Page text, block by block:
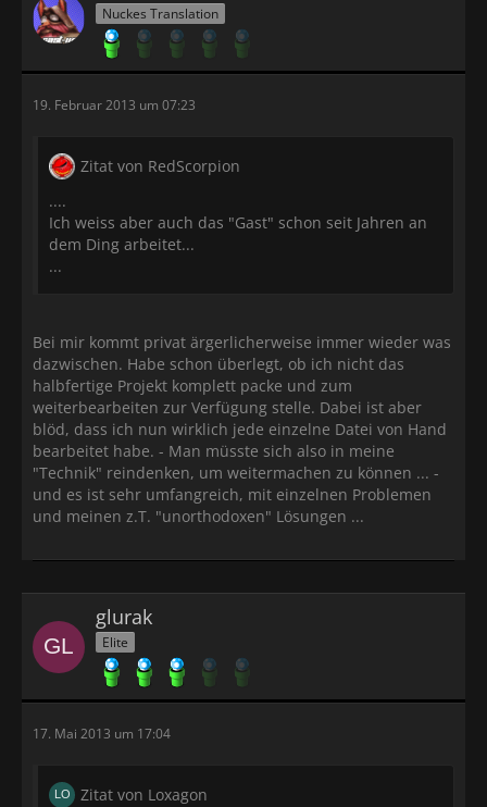
Nuckes Translation
19. Februar 2013 um 07:23
Zitat von RedScorpion
....
Ich weiss aber auch das "Gast" schon seit Jahren an
dem Ding arbeitet...
...
Bei mir kommt privat ärgerlicherweise immer wieder was
dazwischen. Habe schon überlegt, ob ich nicht das
halbfertige Projekt komplett packe und zum
weiterbearbeiten zur Verfügung stelle. Dabei ist aber
blöd, dass ich nun wirklich jede einzelne Datei von Hand
bearbeitet habe. - Man müsste sich also in meine
"Technik" reindenken, um weitermachen zu können ... -
und es ist sehr umfangreich, mit einzelnen Problemen
und meinen z.T. "unorthodoxen" Lösungen ...
glurak
Elite
17. Mai 2013 um 17:04
Zitat von Loxagon